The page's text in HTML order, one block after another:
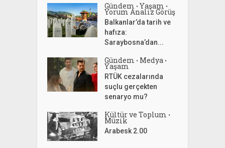
Gündem • Yaşam •
Yorum Analiz Görüş
Balkanlar’da tarih ve
hafıza:
Saraybosna’dan...
Gündem • Medya •
Yaşam
RTÜK cezalarında
suçlu gerçekten
senaryo mu?
Kültür ve Toplum •
Müzik
Arabesk 2.00